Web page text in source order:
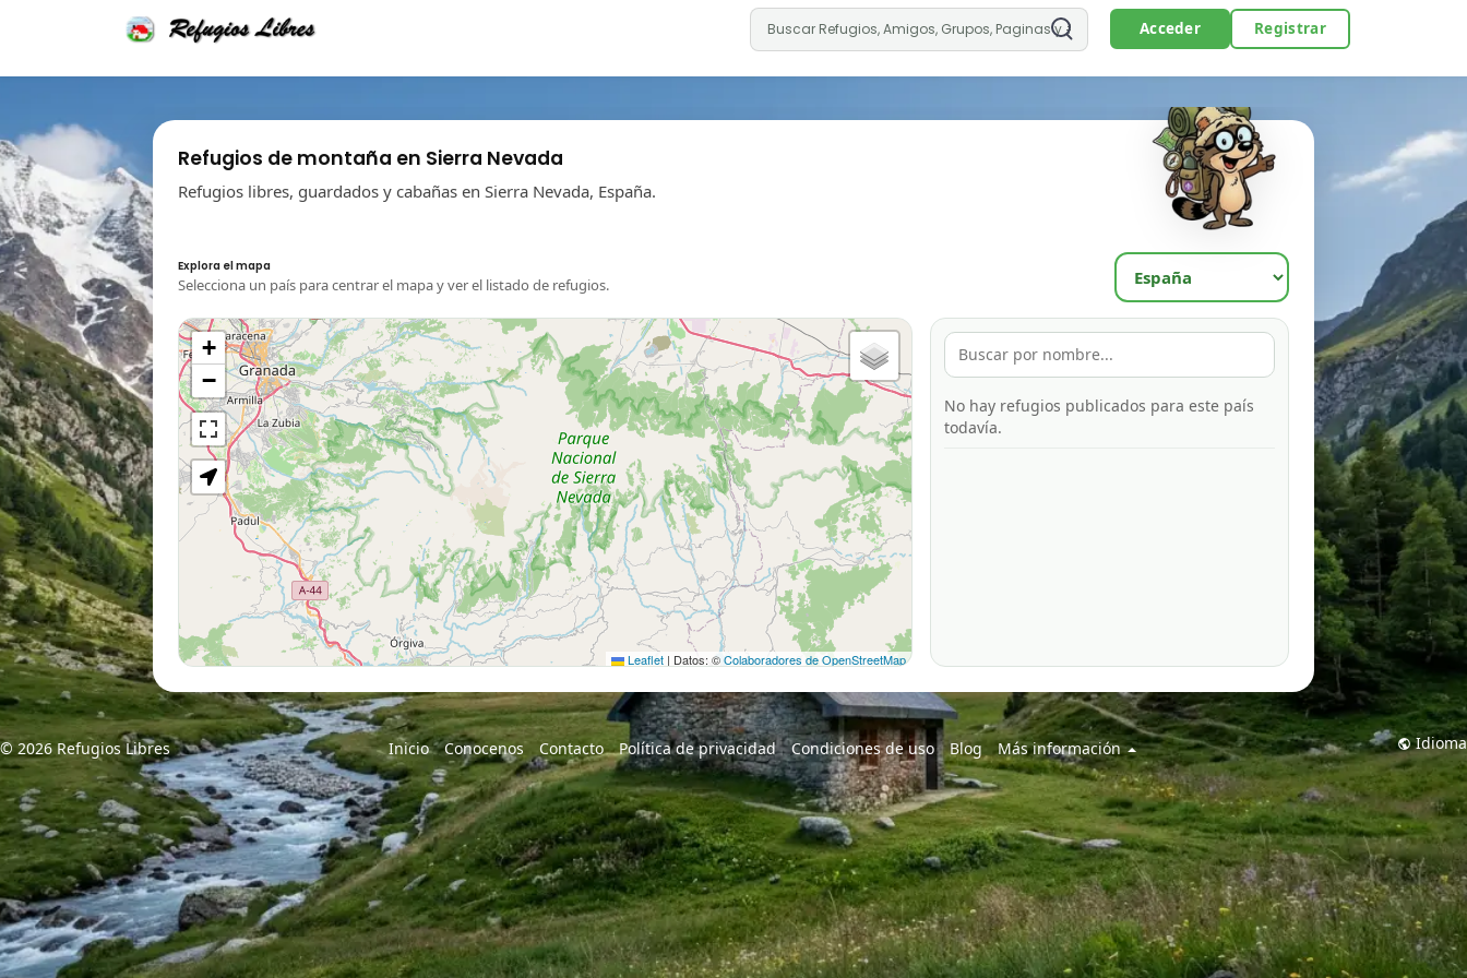
Acceder Registrar
Refugios de montaña en Sierra Nevada
Refugios libres, guardados y cabañas en Sierra Nevada, España.
Explora el mapa
Selecciona un país para centrar el mapa y ver el listado de refugios.
+
−
Leaflet | Datos: ©Colaboradores de OpenStreetMap
No hay refugios publicados para este país
todavía.
© 2026 Refugios Libres Inicio Conocenos Contacto Política de privacidad Condiciones de uso Blog Más información Idioma